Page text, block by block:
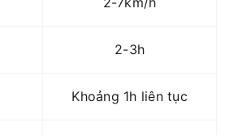
2-3h
Khoảng 1h liên tục